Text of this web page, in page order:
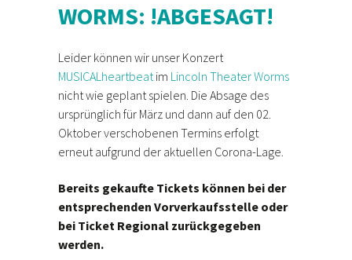
WORMS: !ABGESAGT!
Leider können wir unser Konzert
MUSICALheartbeatim Lincoln Theater Worms
nicht wie geplant spielen. Die Absage des
ursprünglich für März und dann auf den 02.
Oktober verschobenen Termins erfolgt
erneut aufgrund der aktuellen Corona-Lage.
Bereits gekaufte Tickets können bei der
entsprechenden Vorverkaufsstelle oder
bei Ticket Regional zurückgegeben
werden.